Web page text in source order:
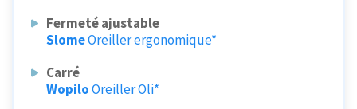
Fermeté ajustable
SlomeOreiller ergonomique*
Carré
WopiloOreiller Oli*